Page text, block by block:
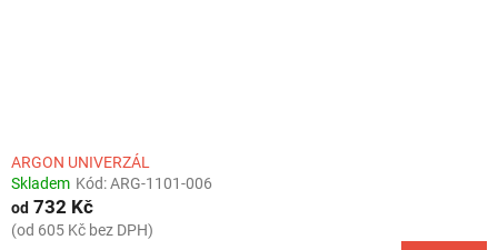
ARGON UNIVERZÁL
Skladem Kód:ARG-1101-006
od 732 Kč
(od 605 Kč bez DPH)